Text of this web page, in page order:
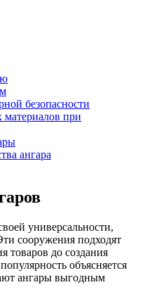
безопасности
материалов при
ангара
универсальности,
сооружения подходят
товаров до создания
объясняется
ангары выгодным